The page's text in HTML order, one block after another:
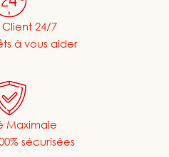
24/7
à vous aider
Maximale
sécurisées